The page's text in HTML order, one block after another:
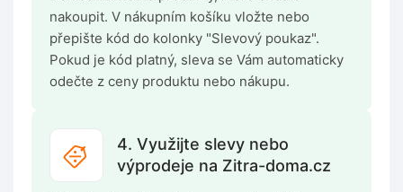
nakoupit. V nákupním košíku vložte nebo
přepište kód do kolonky "Slevový poukaz".
Pokud je kód platný, sleva se Vám automaticky
odečte z ceny produktu nebo nákupu.
4. Využijte slevy nebo
výprodeje na Zitra-doma.cz